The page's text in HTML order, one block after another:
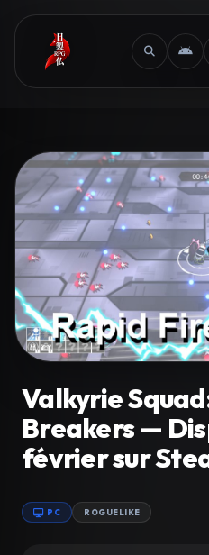
Valkyrie
Breakers —
février sur
PC ROGUELIKE